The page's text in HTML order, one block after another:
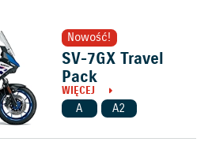
Nowość!
SV-7GX Travel
Pack
WIĘCEJ
A A2